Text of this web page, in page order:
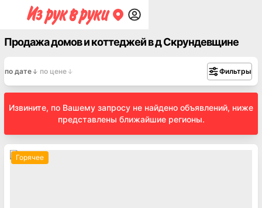
Продажа домов и коттеджей в д Скрундевщине
по дате по цене Фильтры
Извините, по Вашему запросу не найдено объявлений, ниже
представлены ближайшие регионы.
Горячее